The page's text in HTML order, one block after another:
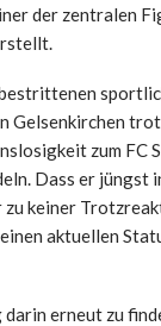
der zentralen
Gelsenkirchen
zum FC
Dass er jüngst
keiner
aktuellen
erneut zu